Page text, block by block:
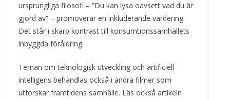
ursprungliga filosofi – ”Du kan lysa oavsett vad du är
gjord av” – promoverar en inkluderande värdering.
Det står i skarp kontrast till konsumtionssamhällets
inbyggda föråldring.
Teman om teknologisk utveckling och artificiell
intelligens behandlas också i andra filmer som
utforskar framtidens samhälle. Läs också artikeln